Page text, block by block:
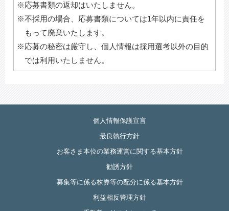
※応募書類の返却はいたしません。
※不採用の場合、応募書類については1年以内に責任を
もって廃棄いたします。
※応募の秘密は厳守し、個人情報は採用選考以外の目的
では利用いたしません。
個人情報保護宣言
最良執行方針
お客さま本位の業務運営に関する基本方針
勧誘方針
募集等に係る株券等の配分に係る基本方針
利益相反管理方針